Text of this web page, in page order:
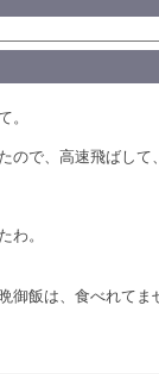
。
ので、高速飛ばして
わ。
御飯は、食べれてま